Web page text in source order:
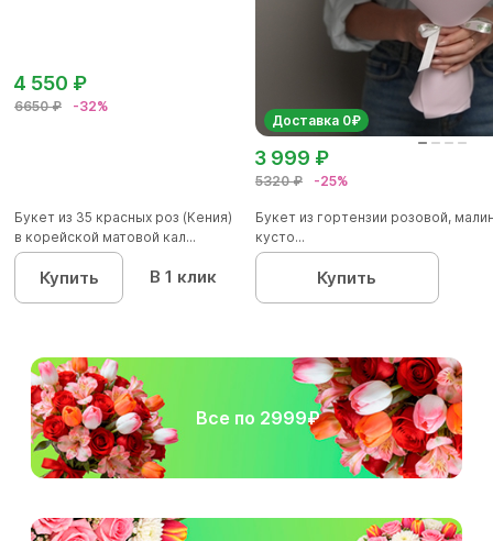
6650 ₽ -32%
4 550 ₽
Букет из 35 красных роз (Кения)
в корейской матовой кал...
Купить В 1 клик
Доставка 0₽
5320 ₽ -25%
3 999 ₽
Букет из гортензии розовой,
кусто...
Купить
Все по 2999₽